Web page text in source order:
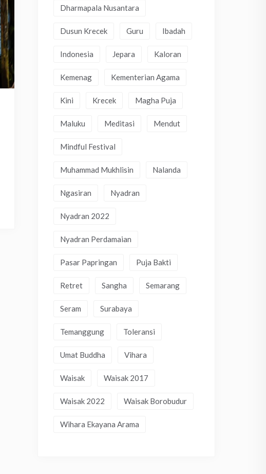
Dharmapala Nusantara
Dusun Krecek Guru Ibadah
Indonesia Jepara Kaloran
Kemenag Kementerian Agama
Kini Krecek Magha Puja
Maluku Meditasi Mendut
Mindful Festival
Muhammad Mukhlisin Nalanda
Ngasiran Nyadran
Nyadran 2022
Nyadran Perdamaian
Pasar Papringan Puja Bakti
Retret Sangha Semarang
Seram Surabaya
Temanggung Toleransi
Umat Buddha Vihara
Waisak Waisak 2017
Waisak 2022 Waisak Borobudur
Wihara Ekayana Arama